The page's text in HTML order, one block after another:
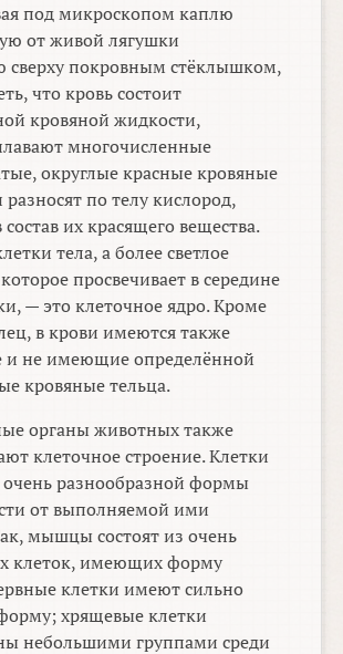
под микроскопом каплю
от живой лягушки
сверху покровным стёклышком,
что кровь состоит
кровяной жидкости,
многочисленные
округлые красные кровяные
по телу кислород,
их красящего вещества.
тела, а более светлое
просвечивает в середине
— это клеточное ядро. Кроме
в крови имеются также
и не имеющие определённой
кровяные тельца.
органы животных также
клеточное строение. Клетки
разнообразной формы
от выполняемой ими
мышцы состоят из очень
клеток, имеющих форму
клетки имеют сильно
хрящевые клетки
небольшими группами среди